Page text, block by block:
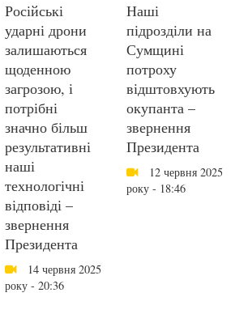
Російські
ударні дрони
залишаються
щоденною
загрозою, і
потрібні
значно більш
результативні
наші
технологічні
відповіді –
звернення
Президента
14 червня 2025
року - 20:36
Наші
підрозділи на
Сумщині
потроху
відштовхують
окупанта –
звернення
Президента
12 червня 2025
року - 18:46